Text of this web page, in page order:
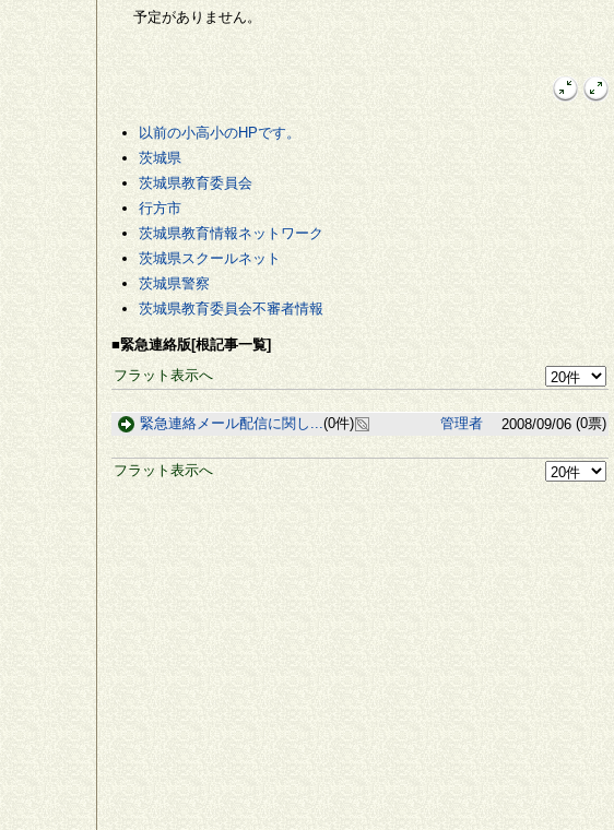
予定がありません。
以前の小高小のHPです。
茨城県
茨城県教育委員会
行方市
茨城県教育情報ネットワーク
茨城県スクールネット
茨城県警察
茨城県教育委員会不審者情報
■緊急連絡版[根記事一覧]
フラット表示へ
緊急連絡メール配信に関し...(0件) 管理者 2008/09/06 (0票)
フラット表示へ